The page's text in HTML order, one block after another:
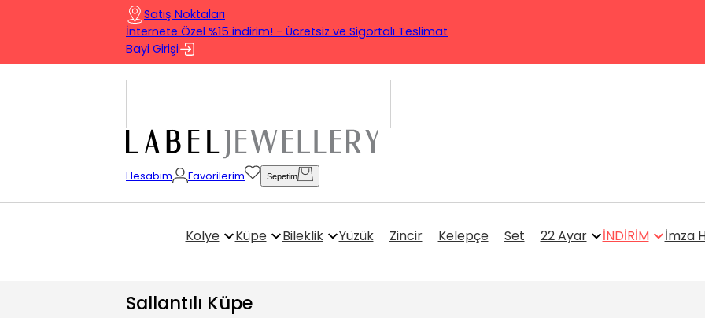
Satış Noktaları
İnternete Özel %15 indirim! - Ücretsiz ve Sigortalı Teslimat
Bayi Girişi
Hesabım Favorilerim Sepetim
Kolye Küpe Bileklik Yüzük Zincir Kelepçe Set 22 Ayar İNDİRİM İmza
Sallantılı Küpe